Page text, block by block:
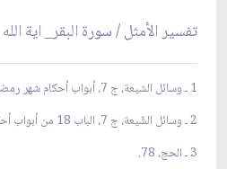
تفسير الأمثل / سورة البقر_ اية
1 ـ وسائل الشيعة، ج 7، أبواب أحكام شهر رمضان، الباب 18، الحديث 16.
2 ـ وسائل الشّيعة، ج 7، الباب 18 من أبواب أحكام شهر رمضان، ح 20.
3 ـ الحج، 78.